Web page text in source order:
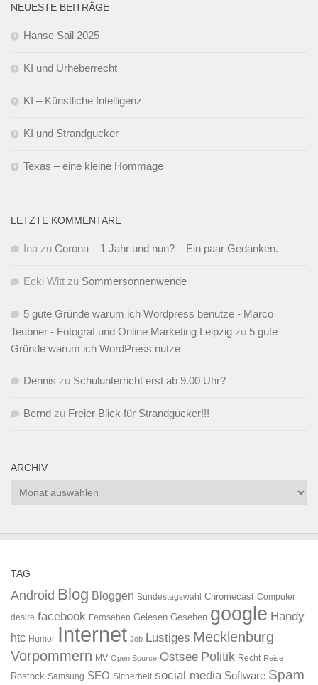
NEUESTE BEITRÄGE
Hanse Sail 2025
KI und Urheberrecht
KI – Künstliche Intelligenz
KI und Strandgucker
Texas – eine kleine Hommage
LETZTE KOMMENTARE
Ina zu Corona – 1 Jahr und nun? – Ein paar Gedanken.
Ecki Witt zu Sommersonnenwende
5 gute Gründe warum ich Wordpress benutze - Marco
Teubner - Fotograf und Online Marketing Leipzig zu 5 gute
Gründe warum ich WordPress nutze
Dennis zu Schulunterricht erst ab 9.00 Uhr?
Bernd zu Freier Blick für Strandgucker!!!
ARCHIV
Archiv
TAG
Android Blog Bloggen Bundestagswahl Chromecast Computer
desire facebook Fernsehen Gelesen Gesehen google Handy
htc Humor Internet Job Lustiges Mecklenburg
Vorpommern MV Open Source Ostsee Politik Recht Reise
Rostock Samsung SEO Sicherheit social media Software Spam